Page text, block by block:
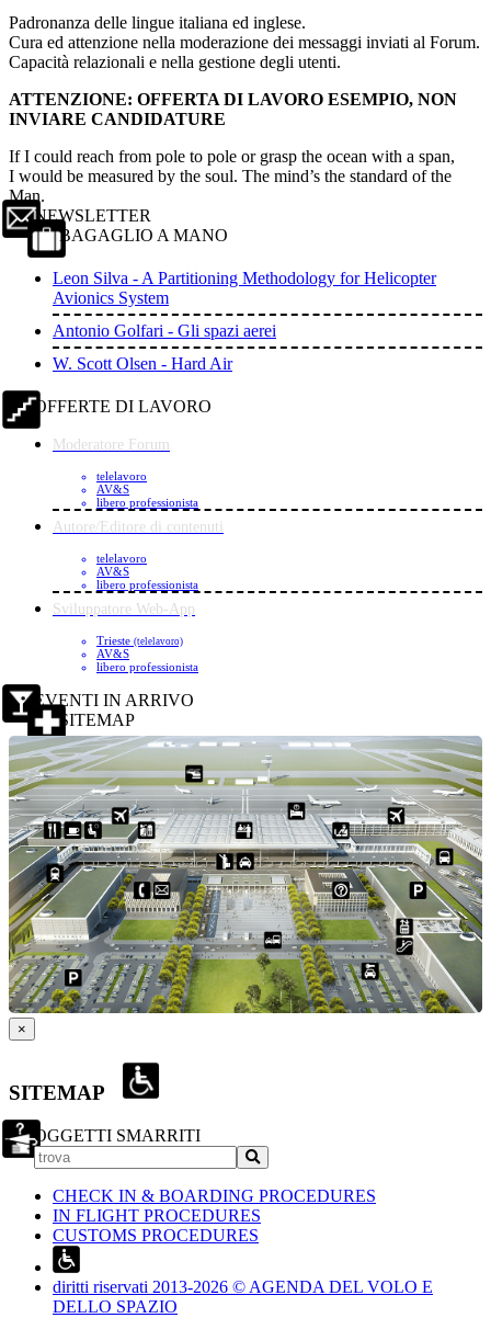
Padronanza delle lingue italiana ed inglese.
Cura ed attenzione nella moderazione dei messaggi inviati al Forum.
Capacità relazionali e nella gestione degli utenti.
ATTENZIONE: OFFERTA DI LAVORO ESEMPIO, NON
INVIARE CANDIDATURE
If I could reach from pole to pole or grasp the ocean with a span,
I would be measured by the soul. The mind’s the standard of the
Man.
NEWSLETTER
BAGAGLIO A MANO
Leon Silva - A Partitioning Methodology for Helicopter
Avionics System
Antonio Golfari - Gli spazi aerei
W. Scott Olsen - Hard Air
OFFERTE DI LAVORO
Moderatore Forum
telelavoro
AV&S
libero professionista
Autore/Editore di contenuti
telelavoro
AV&S
libero professionista
Sviluppatore Web-App
Trieste (telelavoro)
AV&S
libero professionista
EVENTI IN ARRIVO
SITEMAP
×
SITEMAP
OGGETTI SMARRITI
CHECK IN & BOARDING PROCEDURES
IN FLIGHT PROCEDURES
CUSTOMS PROCEDURES
diritti riservati 2013-2026 © AGENDA DEL VOLO E
DELLO SPAZIO